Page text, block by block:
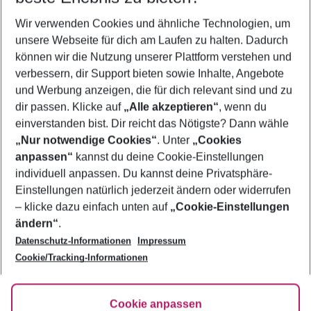
2 Erwachsene Keine Kinder
Mehr Filter anzeigen
Footer
Footer navigation
Über uns
AGB
Bestpreisgarantie
Cookie-Einstellungen ändern
Cookie-Richtlinie
Agenturbetreuung
Barrierefreies Reisen
FAQ
HanseMerkur Reiseversicherung
Folge uns
Wir verwenden Cookies und ähnliche Technologien, um
unsere Webseite für dich am Laufen zu halten. Dadurch
können wir die Nutzung unserer Plattform verstehen und
verbessern, dir Support bieten sowie Inhalte, Angebote
und Werbung anzeigen, die für dich relevant sind und zu
dir passen. Klicke auf „Alle akzeptieren“, wenn du
einverstanden bist. Dir reicht das Nötigste? Dann wähle
„Nur notwendige Cookies“. Unter „Cookies
anpassen“ kannst du deine Cookie-Einstellungen
individuell anpassen. Du kannst deine Privatsphäre-
Einstellungen natürlich jederzeit ändern oder widerrufen
– klicke dazu einfach unten auf „Cookie-Einstellungen
ändern“.
Datenschutz-Informationen
Impressum
Cookie/Tracking-Informationen
Cookie anpassen